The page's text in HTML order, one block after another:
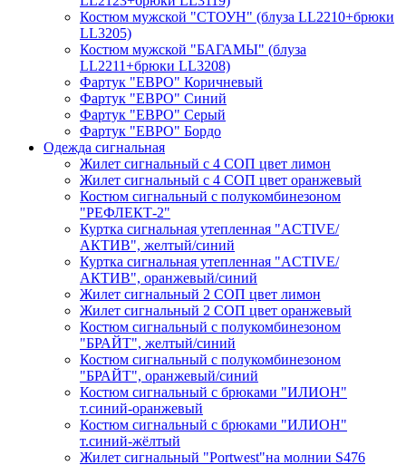
Костюм мужской "СТОУН" (блуза LL2210+брюки
LL3205)
Костюм мужской "БАГАМЫ" (блуза
LL2211+брюки LL3208)
Фартук "ЕВРО" Коричневый
Фартук "ЕВРО" Синий
Фартук "ЕВРО" Серый
Фартук "ЕВРО" Бордо
Одежда сигнальная
Жилет сигнальный с 4 СОП цвет лимон
Жилет сигнальный с 4 СОП цвет оранжевый
Костюм сигнальный с полукомбинезоном
"РЕФЛЕКТ-2"
Куртка сигнальная утепленная "ACTIVE/
АКТИВ", желтый/синий
Куртка сигнальная утепленная "ACTIVE/
АКТИВ", оранжевый/синий
Жилет сигнальный 2 СОП цвет лимон
Жилет сигнальный 2 СОП цвет оранжевый
Костюм сигнальный с полукомбинезоном
"БРАЙТ", желтый/синий
Костюм сигнальный с полукомбинезоном
"БРАЙТ", оранжевый/синий
Костюм сигнальный с брюками "ИЛИОН"
т.синий-оранжевый
Костюм сигнальный с брюками "ИЛИОН"
т.синий-жёлтый
Жилет сигнальный "Portwest"на молнии S476